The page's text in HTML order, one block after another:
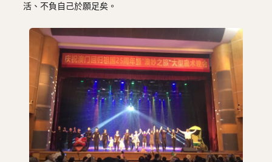
活、不負自己於願足矣。